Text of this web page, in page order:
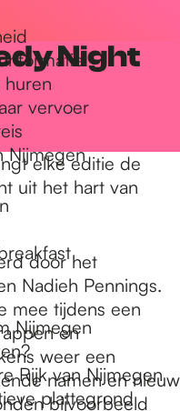
huren
vervoer
Nijmegen
Nijmegen
Rijk van Nijmegen
plattegrond
Night
elke editie de
uit het hart van
door het
Nadieh Pennings.
mee tijdens een
en
weer een
namen en nieuw
bijvoorbeeld